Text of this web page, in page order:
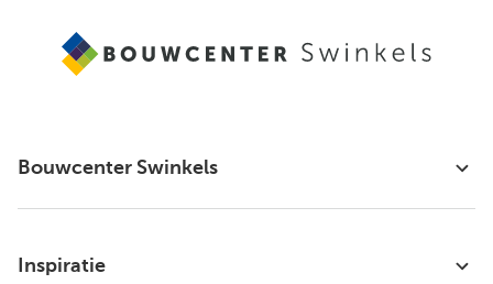
Bouwcenter Swinkels
Inspiratie